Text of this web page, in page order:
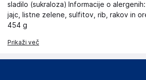
sladilo (sukraloza) Informacije o
jajc, listne zelene, sulfitov, rib, rakov in
454 g
Prikaži več